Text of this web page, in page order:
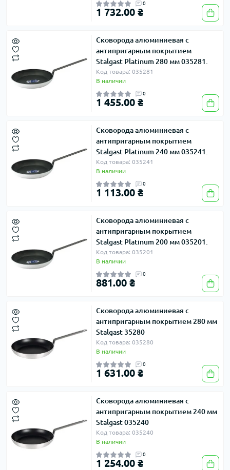
0
1 732.00 ₴
Сковорода алюминиевая с
антипригарным покрытием
Stalgast Platinum 280 мм 035281.
Код товара: 035281
В наличии
0
1 455.00 ₴
Сковорода алюминиевая с
антипригарным покрытием
Stalgast Platinum 240 мм 035241.
Код товара: 035241
В наличии
0
1 113.00 ₴
Сковорода алюминиевая с
антипригарным покрытием
Stalgast Platinum 200 мм 035201.
Код товара: 035201
В наличии
0
881.00 ₴
Сковорода алюминиевая с
антипригарным покрытием 280 мм
Stalgast 35280
Код товара: 035280
В наличии
0
1 631.00 ₴
Сковорода алюминиевая с
антипригарным покрытием 240 мм
Stalgast 035240
Код товара: 035240
В наличии
0
1 254.00 ₴